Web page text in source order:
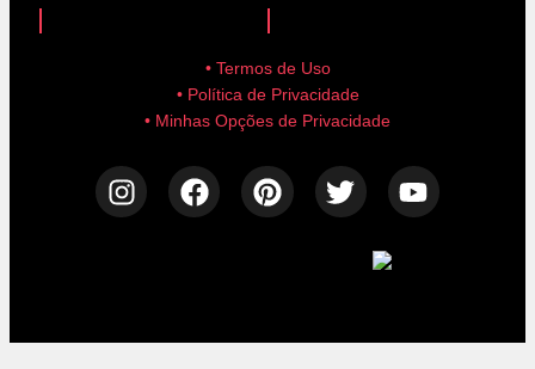
• Termos de Uso
• Política de Privacidade
• Minhas Opções de Privacidade